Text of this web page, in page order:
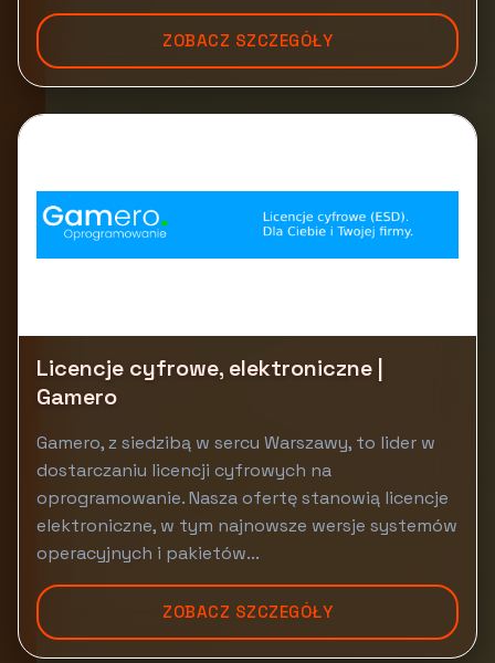
ZOBACZ SZCZEGÓŁY
Licencje cyfrowe, elektroniczne |
Gamero
Gamero, z siedzibą w sercu Warszawy, to lider w
dostarczaniu licencji cyfrowych na
oprogramowanie. Nasza ofertę stanowią licencje
elektroniczne, w tym najnowsze wersje systemów
operacyjnych i pakietów...
ZOBACZ SZCZEGÓŁY